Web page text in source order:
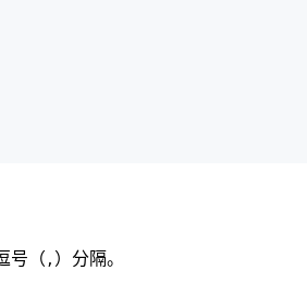
号（ , ）分隔。